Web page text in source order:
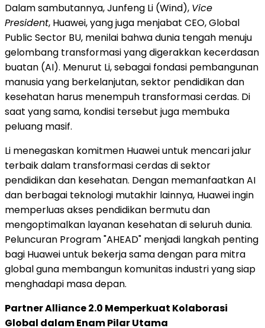
Dalam sambutannya, Junfeng Li (Wind), Vice
President, Huawei, yang juga menjabat CEO, Global
Public Sector BU, menilai bahwa dunia tengah menuju
gelombang transformasi yang digerakkan kecerdasan
buatan (AI). Menurut Li, sebagai fondasi pembangunan
manusia yang berkelanjutan, sektor pendidikan dan
kesehatan harus menempuh transformasi cerdas. Di
saat yang sama, kondisi tersebut juga membuka
peluang masif.
Li menegaskan komitmen Huawei untuk mencari jalur
terbaik dalam transformasi cerdas di sektor
pendidikan dan kesehatan. Dengan memanfaatkan AI
dan berbagai teknologi mutakhir lainnya, Huawei ingin
memperluas akses pendidikan bermutu dan
mengoptimalkan layanan kesehatan di seluruh dunia.
Peluncuran Program "AHEAD" menjadi langkah penting
bagi Huawei untuk bekerja sama dengan para mitra
global guna membangun komunitas industri yang siap
menghadapi masa depan.
Partner Alliance 2.0 Memperkuat Kolaborasi
Global dalam Enam Pilar Utama